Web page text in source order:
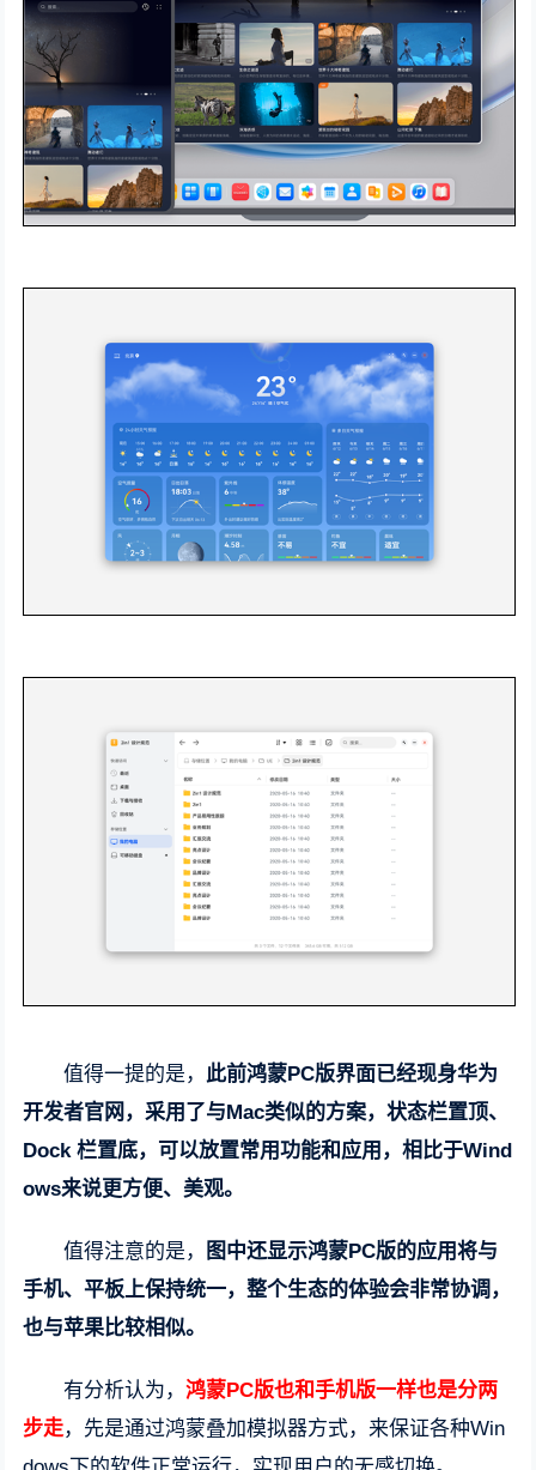
值得一提的是，此前鸿蒙PC版界面已经现身华为
开发者官网，采用了与Mac类似的方案，状态栏置顶、
Dock 栏置底，可以放置常用功能和应用，相比于Wind
ows来说更方便、美观。
值得注意的是，
图中还显示鸿蒙PC版的应用将与
手机、平板上保持统一，整个生态的体验会非常协调，
也与苹果比较相似。
有分析认为，鸿蒙PC版也和手机版一样也是分两
步走，先是通过鸿蒙叠加模拟器方式，来保证各种Win